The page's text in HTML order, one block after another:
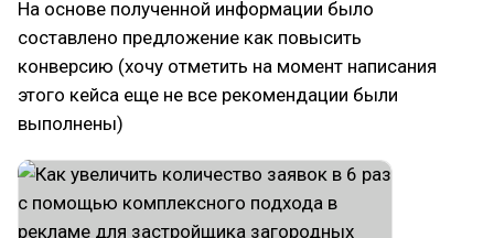
На основе полученной информации было
составлено предложение как повысить
конверсию (хочу отметить на момент написания
этого кейса еще не все рекомендации были
выполнены)